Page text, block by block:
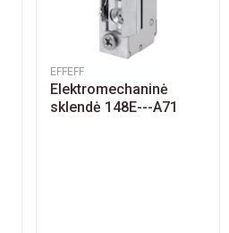
EFFEFF
Elektromechaninė
sklendė 148E---A71